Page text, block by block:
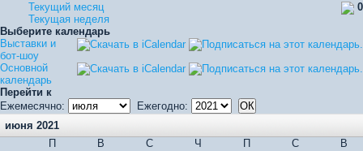
0
Текущий месяц
Текущая неделя
Выберите календарь
Выставки и
бот-шоу
Основной
календарь
Перейти к
Ежемесячно:
Ежегодно:
июня 2021
П
В С Ч П С
В